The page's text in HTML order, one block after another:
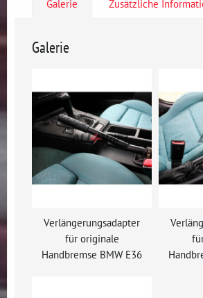
Galerie Zusätzliche
Galerie
Verlängerungsadapter
für originale
Handbremse BMW E36